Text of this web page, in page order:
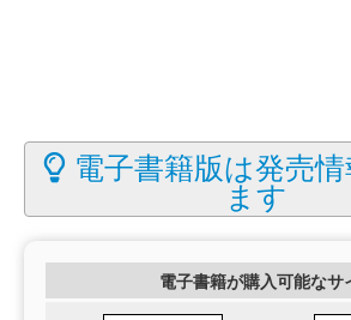
電子書籍版は発売
ます
電子書籍が購入可能なサ